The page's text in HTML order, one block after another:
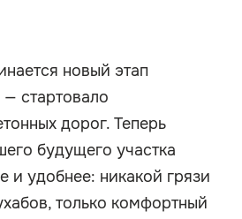
новый этап
— стартовало
дорог. Теперь
будущего участка
и удобнее: никакой грязи
только комфортный